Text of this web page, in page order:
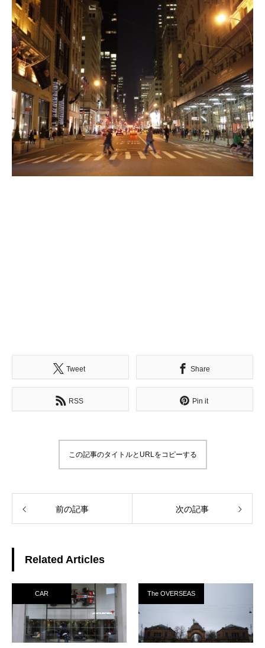
Tweet Share
RSS Pin it
この記事のタイトルとURLをコピーする
前の記事 次の記事
Related Articles
CAR The OVERSEAS